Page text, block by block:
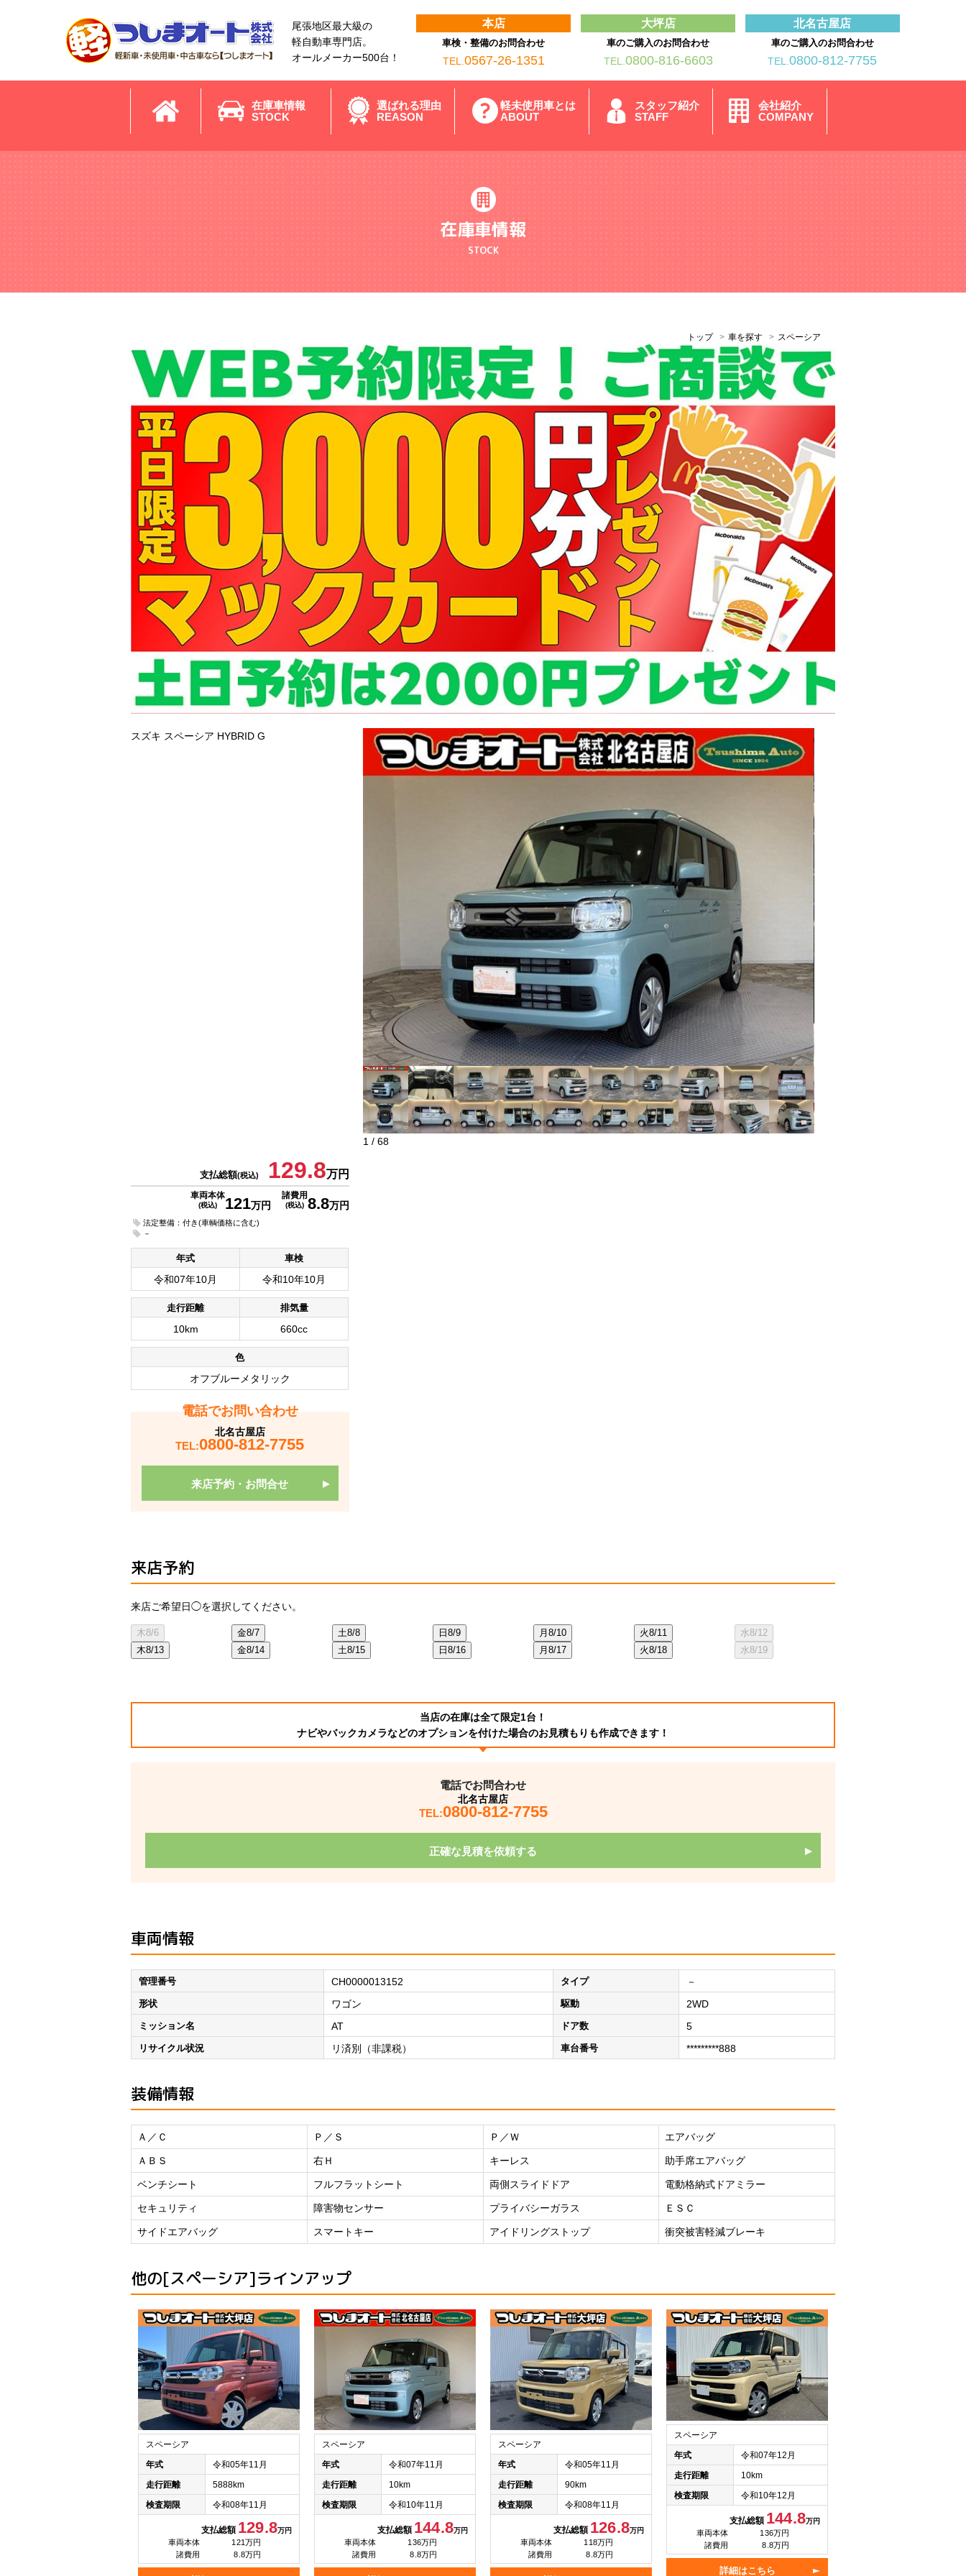
尾張地区最大級の
軽自動車専門店。
オールメーカー500台！
本店
車検・整備のお問合わせ
TEL. 0567-26-1351
大坪店
車のご購入のお問合わせ
TEL. 0800-816-6603
北名古屋店
車のご購入のお問合わせ
TEL.0800-812-7755
在庫車情報
STOCK
選ばれる理由
REASON
軽未使用車とは
ABOUT
スタッフ紹介
STAFF
会社紹介
COMPANY
在庫車情報
STOCK
トップ 車を探す スペーシア
スズキ スペーシア HYBRID G
1 /68
支払総額(税込) 129.8万円
車両本体
(税込) 121万円
諸費用
(税込) 8.8万円
法定整備：付き(車輌価格に含む)
－
年式 車検
令和07年10月 令和10年10月
走行距離 排気量
10km 660cc
色
オフブルーメタリック
電話でお問い合わせ
北名古屋店
TEL:0800-812-7755
来店予約・お問合せ
来店予約
来店ご希望日◯を選択してください。
木8/6 金8/7 土8/8 日8/9 月8/10 火8/11 水8/12
木8/13 金8/14 土8/15 日8/16 月8/17 火8/18 水8/19
当店の在庫は全て限定1台！
ナビやバックカメラなどのオプションを付けた場合のお見積もりも作成できます！
電話でお問合わせ
北名古屋店
TEL:0800-812-7755
正確な見積を依頼する
車両情報
管理番号 CH0000013152 タイプ －
形状 ワゴン 駆動 2WD
ミッション名 AT ドア数 5
リサイクル状況 リ済別（非課税） 車台番号 *********888
装備情報
Ａ／Ｃ Ｐ／Ｓ Ｐ／Ｗ エアバッグ
ＡＢＳ 右Ｈ キーレス 助手席エアバッグ
ベンチシート フルフラットシート 両側スライドドア 電動格納式ドアミラー
セキュリティ 障害物センサー プライバシーガラス ＥＳＣ
サイドエアバッグ スマートキー アイドリングストップ 衝突被害軽減ブレーキ
他の[スペーシア]ラインアップ
スペーシア
年式
令和05年11月
走行距離
5888km
検査期限
令和08年11月
支払総額 129.8万円
車両本体
121万円
諸費用
8.8万円
スペーシア
年式
令和07年11月
走行距離
10km
検査期限
令和10年11月
支払総額 144.8万円
車両本体
136万円
諸費用
8.8万円
スペーシア
年式
令和05年11月
走行距離
90km
検査期限
令和08年11月
支払総額 126.8万円
車両本体
118万円
諸費用
8.8万円
スペーシア
年式
令和07年12月
走行距離
10km
検査期限
令和10年12月
支払総額 144.8万円
車両本体
136万円
諸費用
8.8万円
詳細はこちら